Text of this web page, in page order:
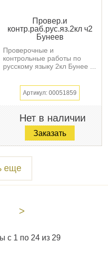
Провер.и
контр.раб.рус.яз.2кл ч2
Бунеев
Проверочные и
контрольные работы по
русскому языку 2кл Бунее ...
Артикул: 00051859
Нет в наличии
Заказать
еще
>
с 1 по 24 из 29